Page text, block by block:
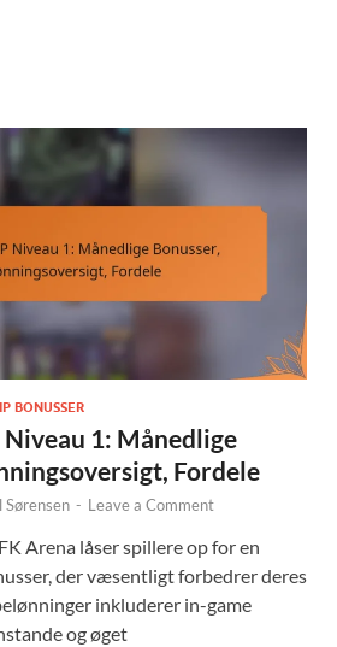
BONUSSER
1: Månedlige
Fordele
Sørensen - Leave a Comment
Arena låser spillere op for en
der væsentligt forbedrer deres
inkluderer in-game
og øget